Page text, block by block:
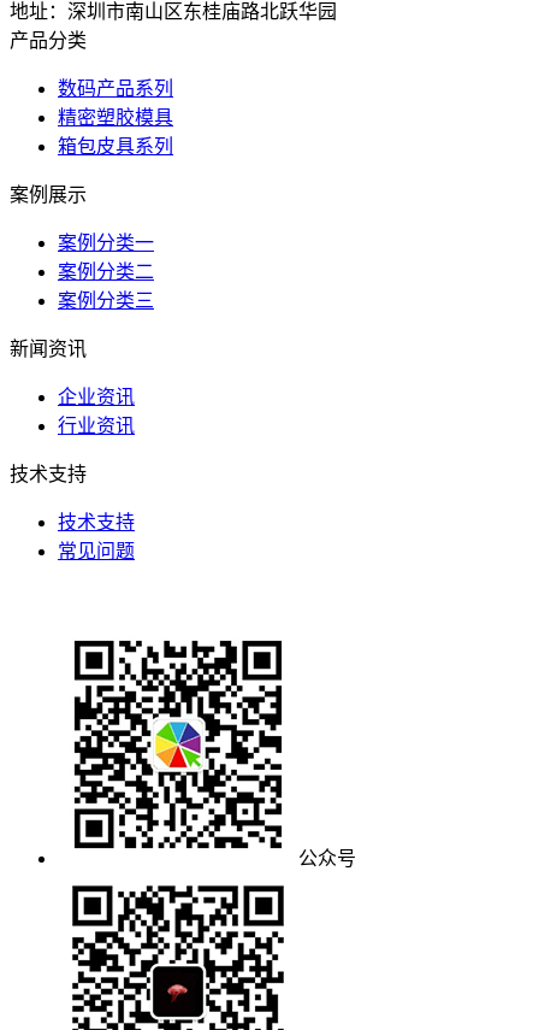
地址：深圳市南山区东桂庙路北跃华园
产品分类
数码产品系列
精密塑胶模具
箱包皮具系列
案例展示
案例分类一
案例分类二
案例分类三
新闻资讯
企业资讯
行业资讯
技术支持
技术支持
常见问题
公众号